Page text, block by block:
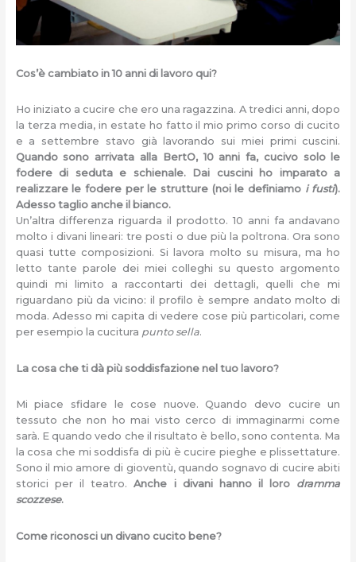
Cos’è cambiato in 10 anni di lavoro qui?
Ho iniziato a cucire che ero una ragazzina. A tredici anni, dopo
la terza media, in estate ho fatto il mio primo corso di cucito
e a settembre stavo già lavorando sui miei primi cuscini.
Quando sono arrivata alla BertO, 10 anni fa, cucivo solo le
fodere di seduta e schienale. Dai cuscini ho imparato a
realizzare le fodere per le strutture (noi le definiamo i fusti).
Adesso taglio anche il bianco.
Un’altra differenza riguarda il prodotto. 10 anni fa andavano
molto i divani lineari: tre posti o due più la poltrona. Ora sono
quasi tutte composizioni. Si lavora molto su misura, ma ho
letto tante parole dei miei colleghi su questo argomento
quindi mi limito a raccontarti dei dettagli, quelli che mi
riguardano più da vicino: il profilo è sempre andato molto di
moda. Adesso mi capita di vedere cose più particolari, come
per esempio la cucitura punto sella.
La cosa che ti dà più soddisfazione nel tuo lavoro?
Mi piace sfidare le cose nuove. Quando devo cucire un
tessuto che non ho mai visto cerco di immaginarmi come
sarà. E quando vedo che il risultato è bello, sono contenta. Ma
la cosa che mi soddisfa di più è cucire pieghe e plissettature.
Sono il mio amore di gioventù, quando sognavo di cucire abiti
storici per il teatro.Anche i divani hanno il loro dramma
scozzese.
Come riconosci un divano cucito bene?